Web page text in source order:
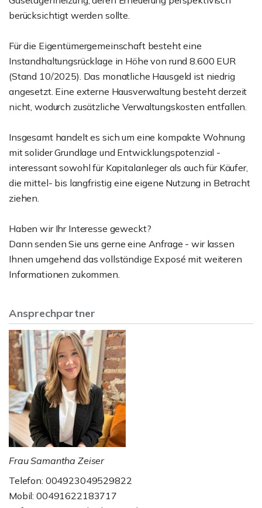
berücksichtigt werden sollte.
Für die Eigentümergemeinschaft besteht eine
Instandhaltungsrücklage in Höhe von rund 8.600 EUR
(Stand 10/2025). Das monatliche Hausgeld ist niedrig
angesetzt. Eine externe Hausverwaltung besteht derzeit
nicht, wodurch zusätzliche Verwaltungskosten entfallen.
Insgesamt handelt es sich um eine kompakte Wohnung
mit solider Grundlage und Entwicklungspotenzial -
interessant sowohl für Kapitalanleger als auch für Käufer,
die mittel- bis langfristig eine eigene Nutzung in Betracht
ziehen.
Haben wir Ihr Interesse geweckt?
Dann senden Sie uns gerne eine Anfrage - wir lassen
Ihnen umgehend das vollständige Exposé mit weiteren
Informationen zukommen.
Ansprechpartner
Frau Samantha Zeiser
Telefon: 004923049529822
Mobil: 00491622183717